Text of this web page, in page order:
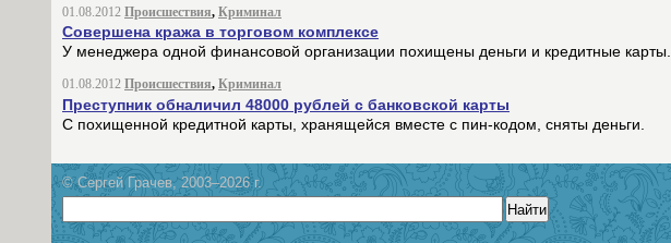
01.08.2012 Происшествия, Криминал
Совершена кража в торговом комплексе
У менеджера одной финансовой организации похищены деньги и кредитные карты.
01.08.2012 Происшествия, Криминал
Преступник обналичил 48000 рублей с банковской карты
С похищенной кредитной карты, хранящейся вместе с пин-кодом, сняты деньги.
© Сергей Грачев, 2003–2026 г.
Найти